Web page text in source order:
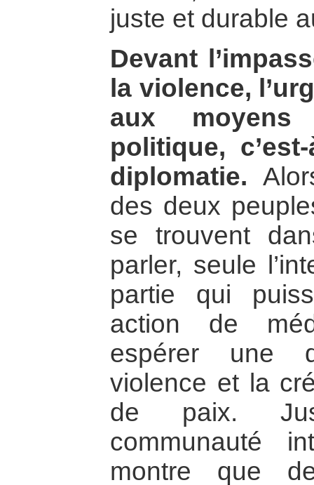
juste et durable
Devant
la violence,
aux
politique,
diplomatie.
des deux
se trouvent
parler, seule
partie qui
action de
espérer une
violence et la
de paix.
communauté
montre que